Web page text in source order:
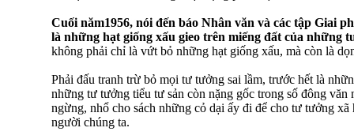
Cuối năm1956, nói đến báo Nhân văn và các tập Giai
là những hạt giống xấu gieo trên miếng đất của những
không phải chỉ là vứt bỏ những hạt giống xấu, mà còn là
Phải đấu tranh trừ bỏ mọi tư tưởng sai lầm, trước hết là
những tư tưởng tiểu tư sản còn nặng gốc trong số đông văn
ngừng, nhổ cho sách những cỏ dại ấy đi để cho tư tưởng
người chúng ta.